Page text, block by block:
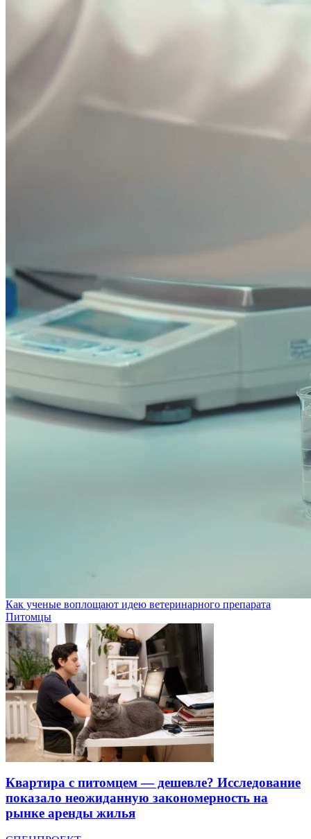
Как ученые воплощают идею ветеринарного препарата
Питомцы
Квартира с питомцем — дешевле? Исследование
показало неожиданную закономерность на
рынке аренды жилья